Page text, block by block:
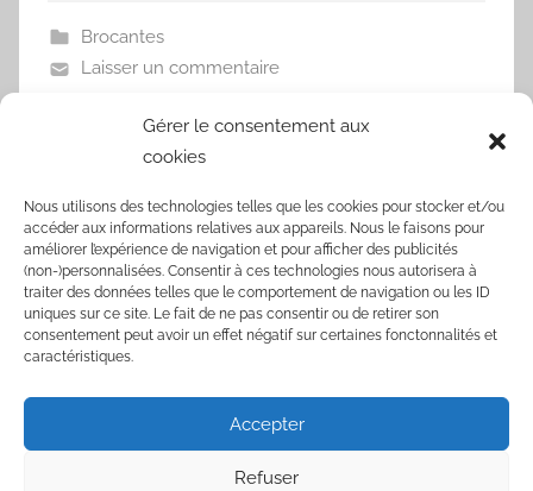
Gérer le consentement aux
cookies
Nous utilisons des technologies telles que les cookies pour stocker et/ou
accéder aux informations relatives aux appareils. Nous le faisons pour
améliorer l’expérience de navigation et pour afficher des publicités
(non-)personnalisées. Consentir à ces technologies nous autorisera à
traiter des données telles que le comportement de navigation ou les ID
uniques sur ce site. Le fait de ne pas consentir ou de retirer son
consentement peut avoir un effet négatif sur certaines fonctonnalités et
caractéristiques.
Accepter
Refuser
Brocantes
Laisser un commentaire
Vidéo en Ligne
Comment changer de compte Fortnite sur
Switch?
Comment changer de banque?
Comment changer son age sur tiktok?